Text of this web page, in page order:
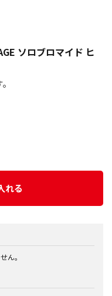
ソロブロマイド ヒ
れる
ん。